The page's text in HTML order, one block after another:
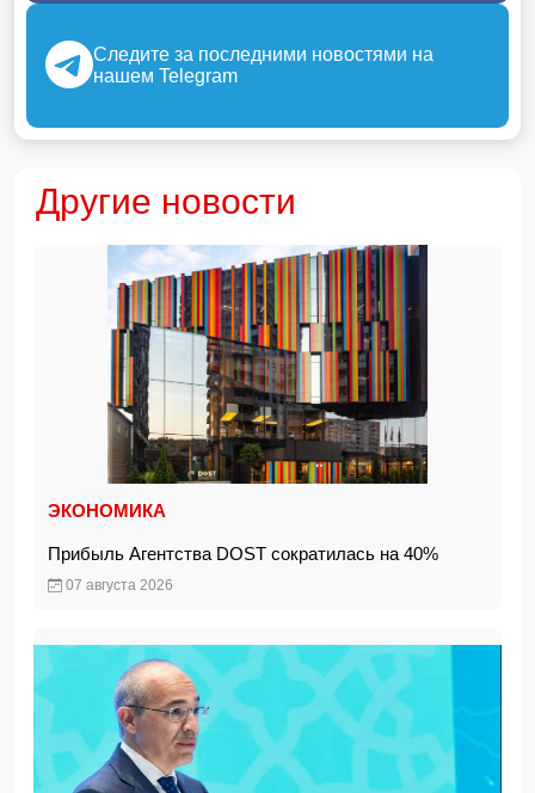
Следите за последними новостями на
нашем Telegram
Другие новости
ЭКОНОМИКА
Прибыль Агентства DOST сократилась на 40%
07 августа 2026